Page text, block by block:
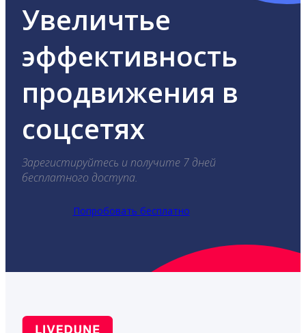
Увеличтье
эффективность
продвижения в
соцсетях
Зарегистируйтесь и получите 7 дней
бесплатного доступа.
Попробовать бесплатно